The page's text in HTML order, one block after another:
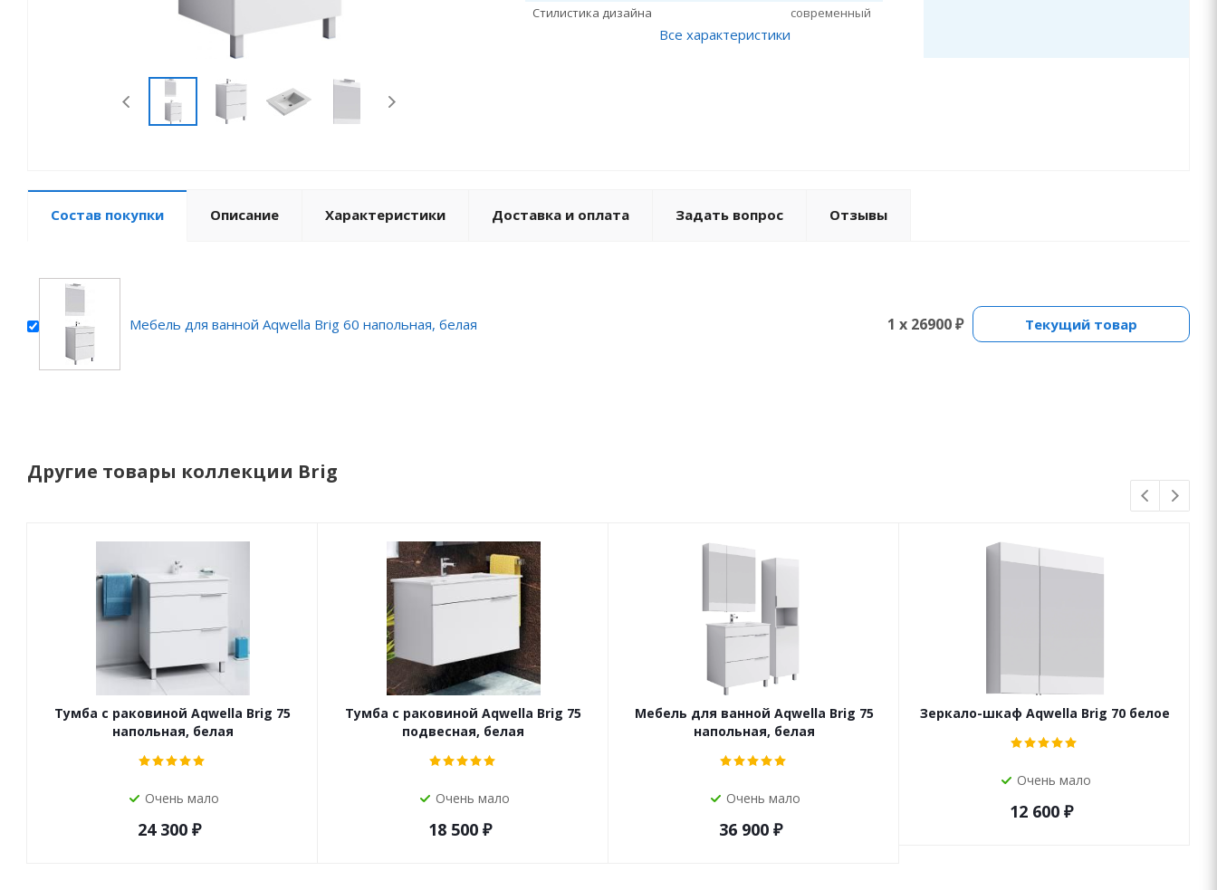
Стилистика дизайна
современный
Все характеристики
Состав покупки Описание Характеристики Доставка и оплата Задать вопрос Отзывы
Мебель для ванной Aqwella Brig 60 напольная, белая 1 x 26900 ₽ Текущий товар
Другие товары коллекции Brig
Тумба с раковиной Aqwella Brig 75
напольная, белая
Очень мало
24 300 ₽
Тумба с раковиной Aqwella Brig 75
подвесная, белая
Очень мало
18 500 ₽
Мебель для ванной Aqwella Brig 75
напольная, белая
Очень мало
36 900 ₽
Зеркало-шкаф Aqwella Brig 70 белое
Очень мало
12 600 ₽